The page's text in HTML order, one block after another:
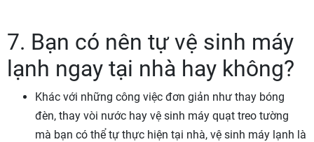
7. Bạn có nên tự vệ sinh máy
lạnh ngay tại nhà hay không?
Khác với những công việc đơn giản như thay bóng
đèn, thay vòi nước hay vệ sinh máy quạt treo tường
mà bạn có thể tự thực hiện tại nhà, vệ sinh máy lạnh là